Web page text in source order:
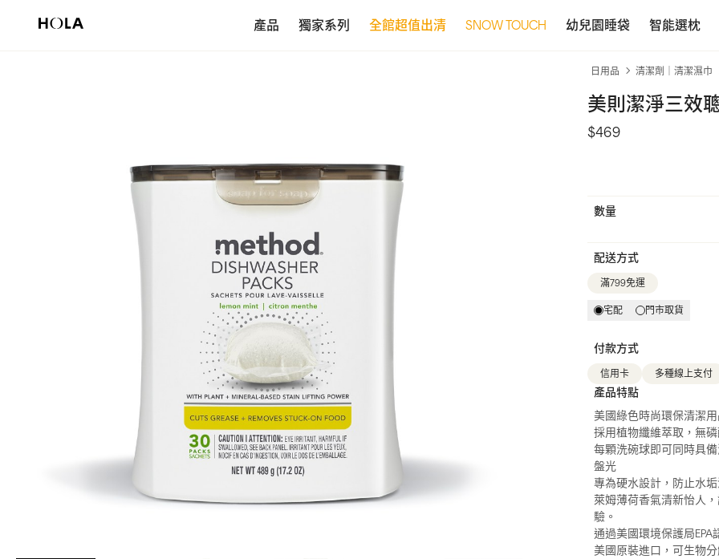
產品 獨家系列 全館超值出清 SNOW TOUCH 幼兒園睡袋 智能選枕
日用品 清潔劑｜清潔濕巾
美則潔淨三效
$469
數量
配送方式
滿799免運
宅配 門市取貨
付款方式
信用卡 多種線上支付
產品特點
美國綠色時尚環保清潔
採用植物纖維萃取，無
每顆洗碗球即可同時具
盤光
專為硬水設計，防止水
萊姆薄荷香氣清新怡人
驗。
通過美國環境保護局
美國原裝進口，可生物